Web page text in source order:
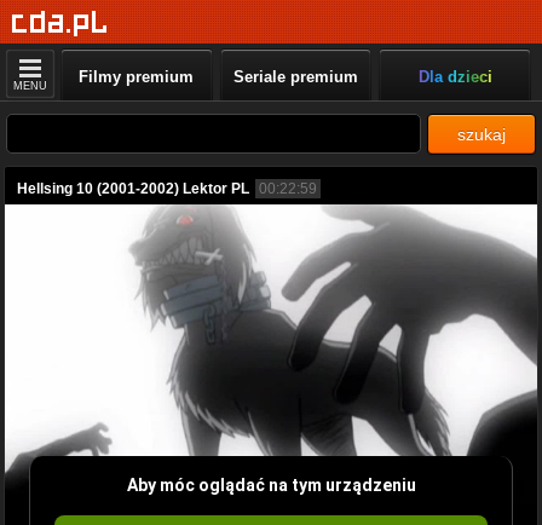
MENU Filmy premium Seriale premium Dla dzieci
szukaj
Hellsing 10 (2001-2002) Lektor PL 00:22:59
Aby móc oglądać na tym urządzeniu